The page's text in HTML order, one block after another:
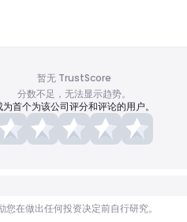
暂无 TrustScore
分数不足，无法显示趋势。
为首个为该公司评分和评论的用户。
在做出任何投资决定前自行研究。